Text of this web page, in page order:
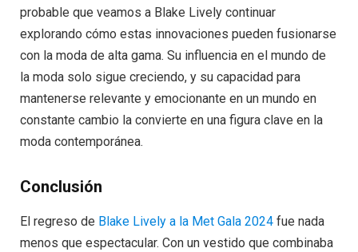
probable que veamos a Blake Lively continuar
explorando cómo estas innovaciones pueden fusionarse
con la moda de alta gama. Su influencia en el mundo de
la moda solo sigue creciendo, y su capacidad para
mantenerse relevante y emocionante en un mundo en
constante cambio la convierte en una figura clave en la
moda contemporánea.
Conclusión
El regreso de Blake Lively a la Met Gala 2024 fue nada
menos que espectacular. Con un vestido que combinaba